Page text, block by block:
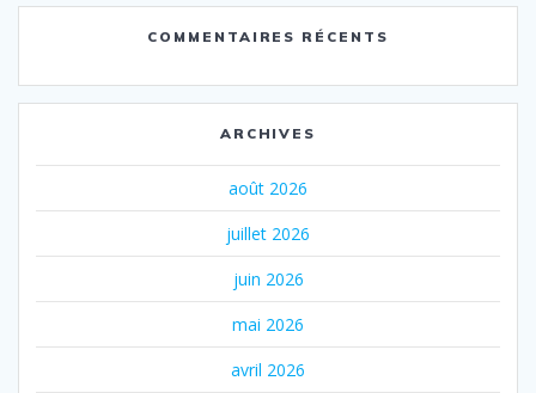
COMMENTAIRES RÉCENTS
ARCHIVES
août 2026
juillet 2026
juin 2026
mai 2026
avril 2026